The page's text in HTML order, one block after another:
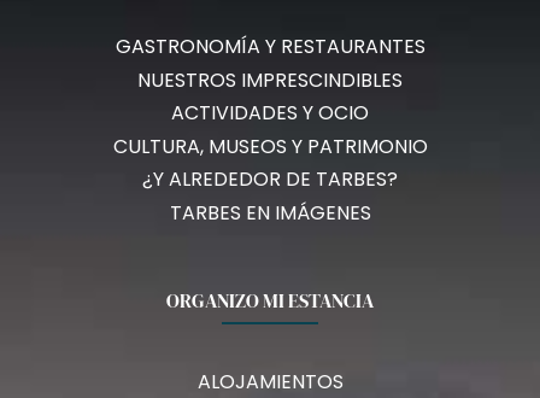
GASTRONOMÍA Y RESTAURANTES
NUESTROS IMPRESCINDIBLES
ACTIVIDADES Y OCIO
CULTURA, MUSEOS Y PATRIMONIO
¿Y ALREDEDOR DE TARBES?
TARBES EN IMÁGENES
ORGANIZO MI ESTANCIA
ALOJAMIENTOS